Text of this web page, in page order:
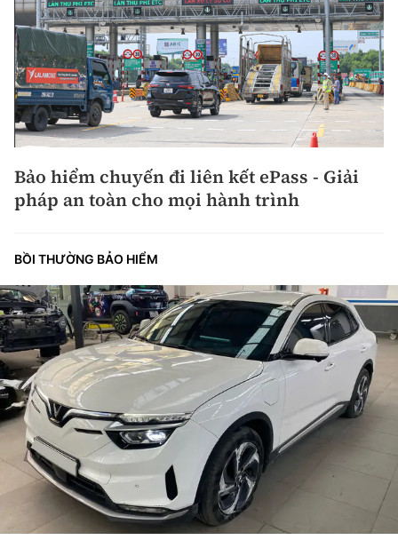
Bảo hiểm chuyến đi liên kết ePass - Giải
pháp an toàn cho mọi hành trình
BỒI THƯỜNG BẢO HIỂM